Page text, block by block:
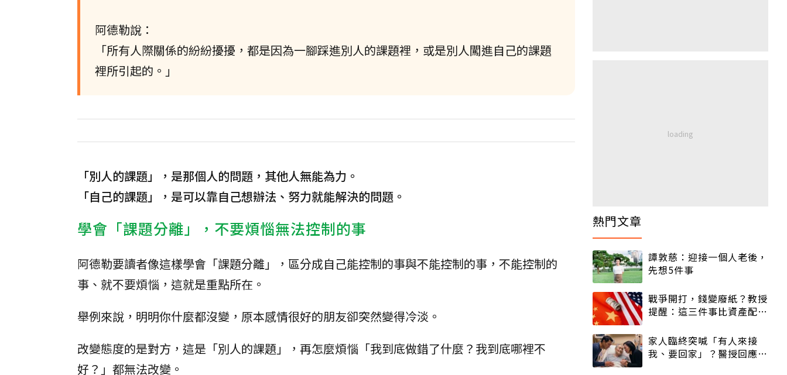
阿德勒說：
「所有人際關係的紛紛擾擾，都是因為一腳踩進別人的課題裡，或是別人闖進自己的課題
裡所引起的。」
「別人的課題」，是那個人的問題，其他人無能為力。
「自己的課題」，是可以靠自己想辦法、努力就能解決的問題。
學會「課題分離」，不要煩惱無法控制的事
阿德勒要讀者像這樣學會「課題分離」，區分成自己能控制的事與不能控制的事，不能控制的
事、就不要煩惱，這就是重點所在。
舉例來說，明明你什麼都沒變，原本感情很好的朋友卻突然變得冷淡。
改變態度的是對方，這是「別人的課題」，再怎麼煩惱「我到底做錯了什麼？我到底哪裡不
好？」都無法改變。
熱門文章
譚敦慈：迎接一個人老後，
先想5件事
戰爭開打，錢變廢紙？教授
提醒：這三件事比資產配置
家人臨終突喊「有人來接
我、要回家」？醫授回應方